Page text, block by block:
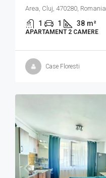
Area, Cluj, 470280, Romania
1 1 38 m²
APARTAMENT 2 CAMERE
Case Floresti